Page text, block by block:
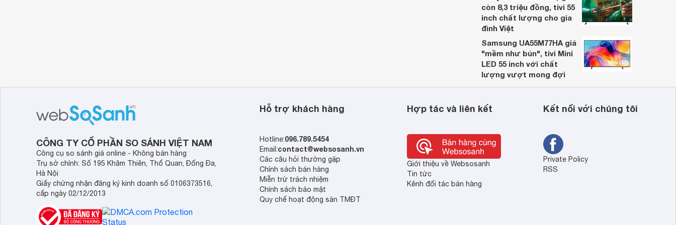
còn 8,3 triệu đồng, tivi 55
inch chất lượng cho gia
đình Việt
Samsung UA55M77HA giá
"mềm như bún", tivi Mini
LED 55 inch với chất
lượng vượt mong đợi
CÔNG TY CỔ PHẦN SO SÁNH VIỆT NAM
Công cụ so sánh giá online - Không bán hàng
Trụ sở chính: Số 195 Khâm Thiên, Thổ Quan, Đống Đa,
Hà Nội
Giấy chứng nhận đăng ký kinh doanh số 0106373516,
cấp ngày 02/12/2013
Hỗ trợ khách hàng
Hotline:096.789.5454
Email:contact@websosanh.vn
Các câu hỏi thường gặp
Chính sách bán hàng
Miễn trừ trách nhiệm
Chính sách bảo mật
Quy chế hoạt động sàn TMĐT
Hợp tác và liên kết
Giới thiệu về Websosanh
Tin tức
Kênh đối tác bán hàng
Kết nối với chúng tôi
Private Policy
RSS